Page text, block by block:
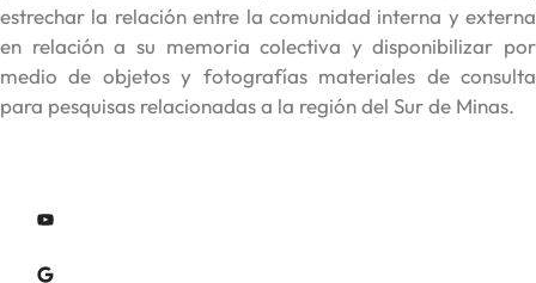
estrechar la relación entre la comunidad interna y externa
en relación a su memoria colectiva y disponibilizar por
medio de objetos y fotografías materiales de consulta
para pesquisas relacionadas a la región del Sur de Minas.